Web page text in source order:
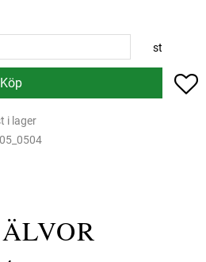
st
Köp
i lager